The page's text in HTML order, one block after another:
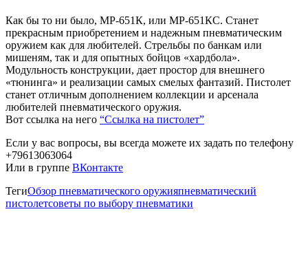
Как бы то ни было, МР-651К, или МР-651КС. Станет
прекрасным приобретением и надежным пневматическим
оружием как для любителей. Стрельбы по банкам или
мишеням, так и для опытных бойцов «хардбола».
Модульность конструкции, дает простор для внешнего
«тюнинга» и реализации самых смелых фантазий. Пистолет
станет отличным дополнением коллекции и арсенала
любителей пневматического оружия.
Вот ссылка на него “Ссылка на пистолет”
Если у вас вопросы, вы всегда можете их задать по телефону
+79613063064
Или в группе ВКонтакте
ТегиОбзор пневматического оружияпневматический
пистолетсоветы по выбору пневматики